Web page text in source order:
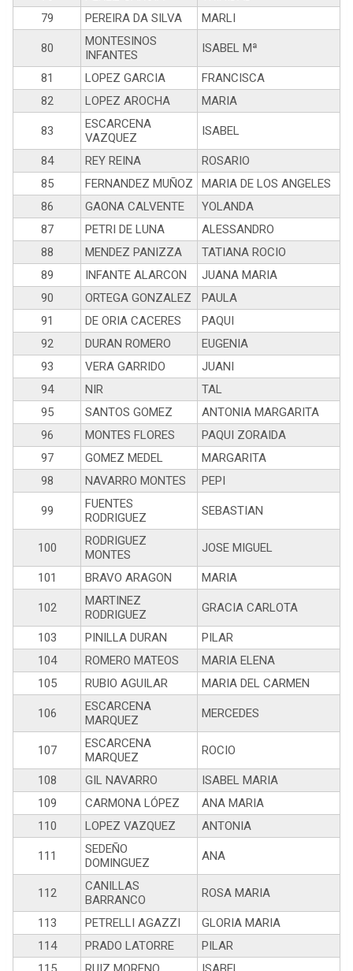
79
PEREIRA DA SILVA MARLI
80
MONTESINOS
INFANTES
ISABEL Mª
81 LOPEZ GARCIA
FRANCISCA
82
LOPEZ AROCHA MARIA
83
ESCARCENA
VAZQUEZ
ISABEL
84 REY REINA
ROSARIO
85
FERNANDEZ MUÑOZ
MARIA DE LOS ANGELES
86
GAONA CALVENTE
YOLANDA
87
PETRI DE LUNA
ALESSANDRO
88
MENDEZ PANIZZA
TATIANA ROCIO
89
INFANTE ALARCON
JUANA MARIA
90
ORTEGA GONZALEZ
PAULA
91
DE ORIA CACERES
PAQUI
92
DURAN ROMERO
EUGENIA
93
VERA GARRIDO
JUANI
94
NIR
TAL
95
SANTOS GOMEZ
ANTONIA MARGARITA
96
MONTES FLORES
PAQUI ZORAIDA
97
GOMEZ MEDEL
MARGARITA
98
NAVARRO MONTES PEPI
99
FUENTES
RODRIGUEZ
SEBASTIAN
100
RODRIGUEZ
MONTES
JOSE MIGUEL
101 BRAVO ARAGON MARIA
102
MARTINEZ
RODRIGUEZ
GRACIA CARLOTA
103 PINILLA DURAN
PILAR
104
ROMERO MATEOS
MARIA ELENA
105
RUBIO AGUILAR MARIA DEL CARMEN
106
ESCARCENA
MARQUEZ
MERCEDES
107
ESCARCENA
MARQUEZ
ROCIO
108 GIL NAVARRO
ISABEL MARIA
109
CARMONA LÓPEZ
ANA MARIA
110
LOPEZ VAZQUEZ ANTONIA
111
SEDEÑO
DOMINGUEZ
ANA
112
CANILLAS
BARRANCO
ROSA MARIA
113 PETRELLI AGAZZI
GLORIA MARIA
114
PRADO LATORRE
PILAR